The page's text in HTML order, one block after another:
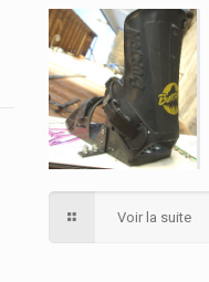
Voir la suite